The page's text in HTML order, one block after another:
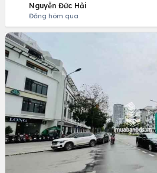
Nguyễn Đức Hải
Đăng hôm qua